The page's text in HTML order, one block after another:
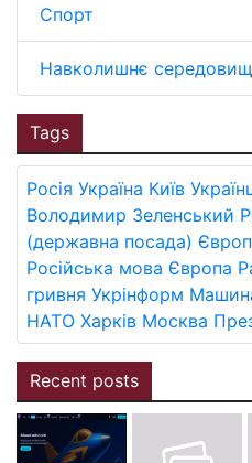
Спорт
Навколишнє
Tags
Росія Україна Київ
Володимир Зеленський
(державна посада)
Російська мова Європа
гривня Укрінформ
НАТО Харків Москва
Recent posts